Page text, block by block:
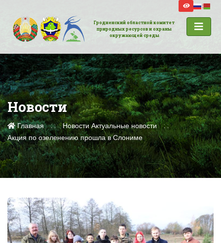
Гродненский областной комитет
природных ресурсов и охраны
окружающей среды
Новости
Главная Новости Актуальные новости
Акция по озеленению прошла в Слониме